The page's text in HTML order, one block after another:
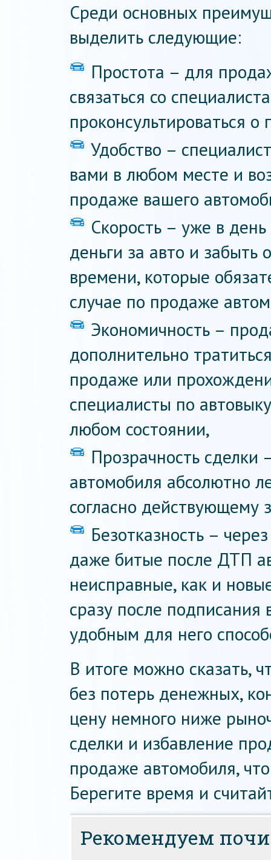
Среди основных
выделить следующие:
Простота – для
связаться со
проконсультироваться о
Удобство –
вами в любом месте и
продаже вашего
Скорость – уже в
деньги за авто и забыть
времени, которые
случае по продаже
Экономичность –
дополнительно
продаже или
специалисты по
любом состоянии,
Прозрачность сделки
автомобиля абсолютно
согласно действующему
Безотказность –
даже битые после ДТП
неисправные, как и
сразу после
удобным для него
В итоге можно сказать,
без потерь денежных,
цену немного ниже
сделки и избавление
продаже автомобиля,
Берегите время и
Рекомендуем